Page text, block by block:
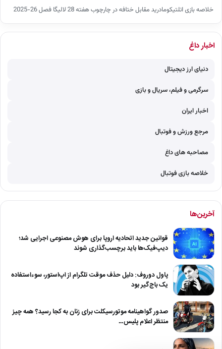
خلاصه بازی اتلتیکومادرید مقابل ختافه در چارچوب هفته 28 لالیگا فصل 26-2025
اخبار داغ
دنیای ارز دیجیتال
سرگرمی و فیلم، سریال و بازی
اخبار ایران
مرجع ورزش و فوتبال
مصاحبه های داغ
خلاصه بازی فوتبال
آخرین‌ها
قوانین جدید اتحادیه اروپا برای هوش مصنوعی اجرایی شد؛
دیپ‌فیک‌ها باید برچسب‌گذاری شوند
پاول دوروف: دلیل حذف موقت تلگرام از اپ‌استور، سوءاستفاده
یک باج‌گیر بود
صدور گواهینامه موتورسیکلت برای زنان به کجا رسید؟ همه چیز
منتظر اعلام پلیس…